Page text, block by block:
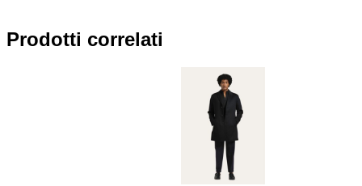
Prodotti correlati